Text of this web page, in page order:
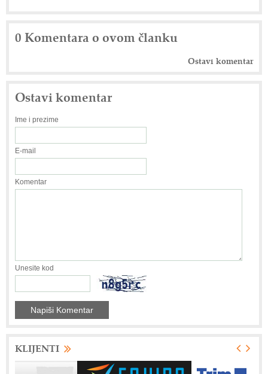
0 Komentara o ovom članku
Ostavi komentar
Ostavi komentar
Ime i prezime
E-mail
Komentar
Unesite kod
KLIJENTI